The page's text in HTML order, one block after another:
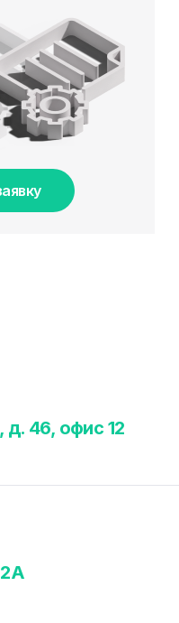
46, офис 12